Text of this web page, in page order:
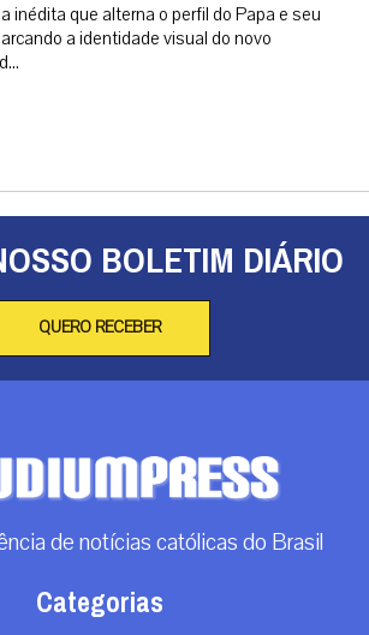
inédita que alterna o perfil do Papa e seu
a identidade visual do novo
BOLETIM DIÁRIO
QUERO RECEBER
de notícias católicas do Brasil
Categorias